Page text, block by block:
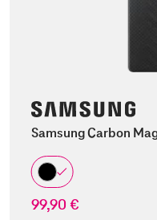
Samsung Carbon
99,90 €